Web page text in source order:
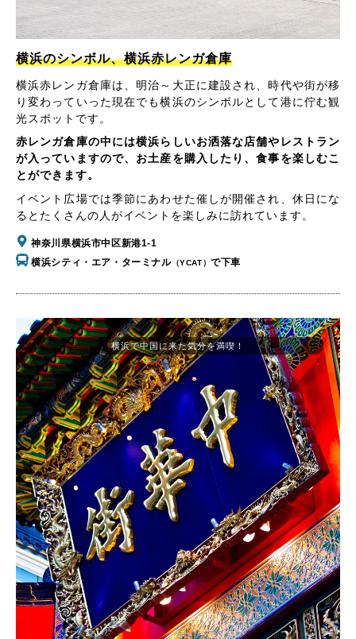
横浜のシンボル、横浜赤レンガ倉庫
横浜赤レンガ倉庫は、明治～大正に建設され、時代や街が移
り変わっていった現在でも横浜のシンボルとして港に佇む観
光スポットです。
赤レンガ倉庫の中には横浜らしいお洒落な店舗やレストラン
が入っていますので、お土産を購入したり、食事を楽しむこ
とができます。
イベント広場では季節にあわせた催しが開催され、休日にな
るとたくさんの人がイベントを楽しみに訪れています。
神奈川県横浜市中区新港1-1
横浜シティ・エア・ターミナル（YCAT）で下車
横浜で中国に来た気分を満喫！